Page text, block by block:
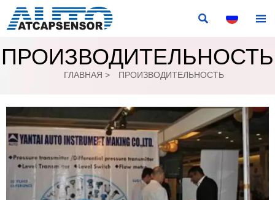
 
ПРОИЗВОДИТЕЛЬНОСТЬ
ГЛАВНАЯ > ПРОИЗВОДИТЕЛЬНОСТЬ